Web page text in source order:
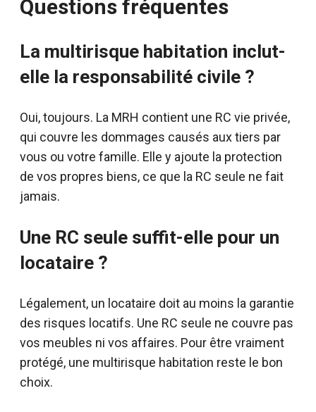
Questions fréquentes
La multirisque habitation inclut-
elle la responsabilité civile ?
Oui, toujours. La MRH contient une RC vie privée,
qui couvre les dommages causés aux tiers par
vous ou votre famille. Elle y ajoute la protection
de vos propres biens, ce que la RC seule ne fait
jamais.
Une RC seule suffit-elle pour un
locataire ?
Légalement, un locataire doit au moins la garantie
des risques locatifs. Une RC seule ne couvre pas
vos meubles ni vos affaires. Pour être vraiment
protégé, une multirisque habitation reste le bon
choix.